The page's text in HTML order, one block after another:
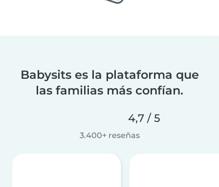
Babysits es la plataforma que
las familias más confían.
4,7 / 5
3.400+ reseñas